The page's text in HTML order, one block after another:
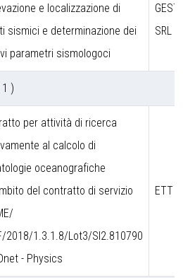
e localizzazione di
sismici e determinazione dei
parametri sismologoci
SRL
1 )
per attività di ricerca
al calcolo di
oceanografiche
del contratto di servizio
2018/1.3.1.8/Lot3/SI2.810790
- Physics
ETT